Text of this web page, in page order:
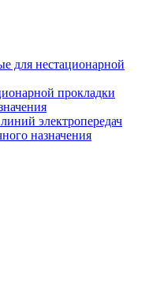
для нестационарной
прокладки
электропередач
назначения